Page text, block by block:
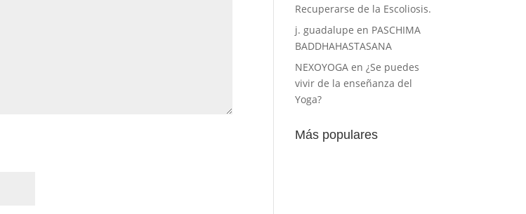
Recuperarse de la Escoliosis.
j. guadalupe en PASCHIMA
BADDHAHASTASANA
NEXOYOGA en¿Se puedes
vivir de la enseñanza del
Yoga?
Más populares